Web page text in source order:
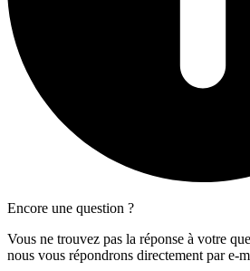
Encore une question ?
Vous ne trouvez pas la réponse à votre
nous vous répondrons directement par e-